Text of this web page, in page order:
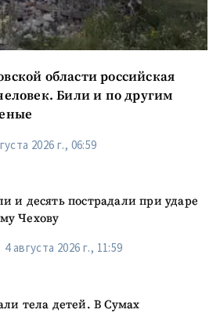
области российская
Били и по другим
2026 г., 06:59
и десять пострадали при ударе
Чехову
4 августа 2026 г., 11:59
тела детей. В Сумах
имя
почта
email
и согласен(на)
.